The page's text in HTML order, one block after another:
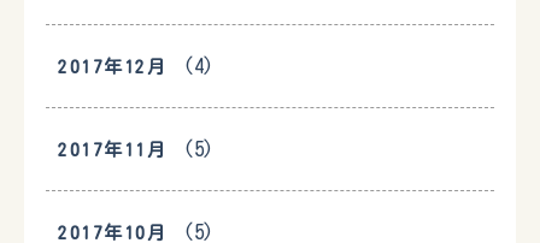
2017年12月 (4)
2017年11月 (5)
2017年10月 (5)